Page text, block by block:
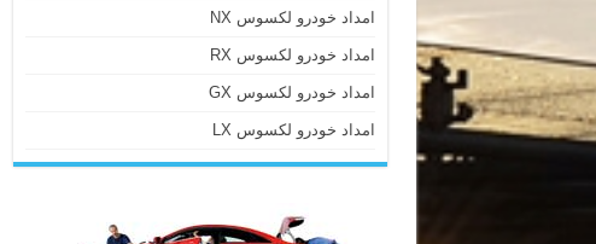
امداد خودرو لکسوس NX
امداد خودرو لکسوس RX
امداد خودرو لکسوس GX
امداد خودرو لکسوس LX